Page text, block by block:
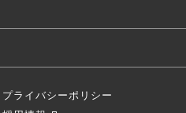
プライバシーポリシー